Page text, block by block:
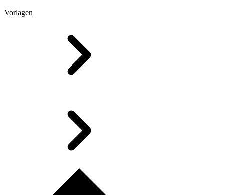
Vorlagen